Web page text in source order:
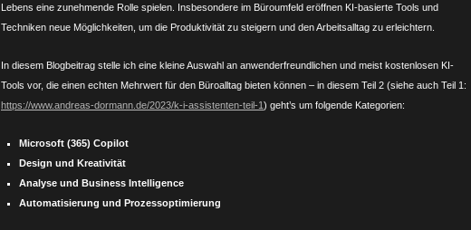
Lebens eine zunehmende Rolle spielen. Insbesondere im Büroumfeld eröffnen KI-basierte Tools und
Techniken neue Möglichkeiten, um die Produktivität zu steigern und den Arbeitsalltag zu erleichtern.
In diesem Blogbeitrag stelle ich eine kleine Auswahl an anwenderfreundlichen und meist kostenlosen KI-
Tools vor, die einen echten Mehrwert für den Büroalltag bieten können – in diesem Teil 2 (siehe auch Teil 1:
https://www.andreas-dormann.de/2023/k-i-assistenten-teil-1) geht’s um folgende Kategorien:
Microsoft (365) Copilot
Design und Kreativität
Analyse und Business Intelligence
Automatisierung und Prozessoptimierung